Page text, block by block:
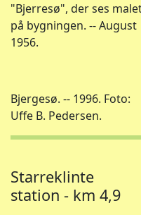
"Bjerresø", der ses
på bygningen. -- August
1956.
Bjergesø. -- 1996. Foto:
Uffe B. Pedersen.
Starreklinte
station - km 4,9